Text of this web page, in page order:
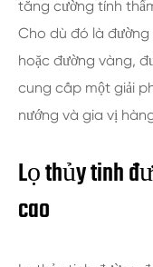
tăng cường tính
Cho dù đó là
hoặc đường vàng,
cung cấp một giải
nướng và gia vị
Lọ thủy tinh
cao